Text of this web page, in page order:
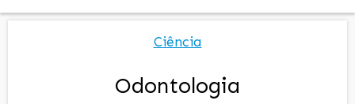
Ciência
Odontologia